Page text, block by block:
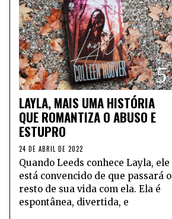
5
LAYLA, MAIS UMA HISTÓRIA
QUE ROMANTIZA O ABUSO E
ESTUPRO
24 DE ABRIL DE 2022
Quando Leeds conhece Layla, ele
está convencido de que passará o
resto de sua vida com ela. Ela é
espontânea, divertida, e